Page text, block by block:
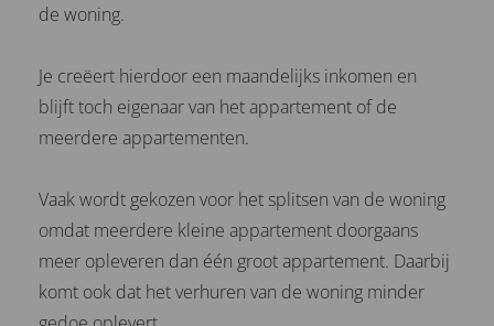
de woning.
Je creëert hierdoor een maandelijks inkomen en
blijft toch eigenaar van het appartement of de
meerdere appartementen.
Vaak wordt gekozen voor het splitsen van de woning
omdat meerdere kleine appartement doorgaans
meer opleveren dan één groot appartement. Daarbij
komt ook dat het verhuren van de woning minder